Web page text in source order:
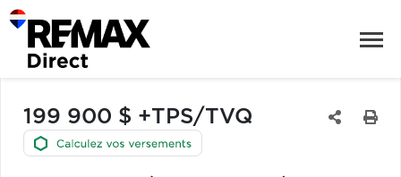
199 900 $ +TPS/TVQ